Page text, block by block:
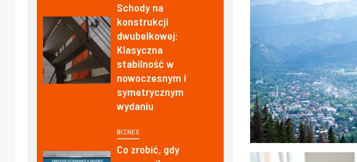
Schody na
konstrukcji
dwubelkowej:
Klasyczna
stabilność w
nowoczesnym i
symetrycznym
wydaniu
BIZNES
Co zrobić, gdy